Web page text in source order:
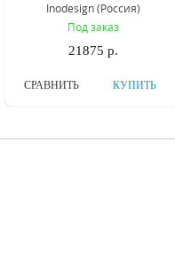
Inodesign (Россия)
Под заказ
21875 р.
КУПИТЬ
СРАВНИТЬ